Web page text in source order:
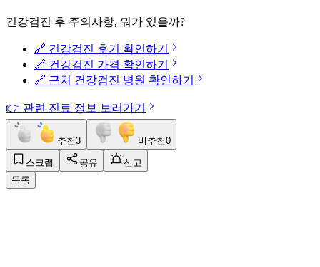
건강검진 후 주의사항, 뭐가 있을까?
🔗 건강검진 후기 확인하기
🔗 건강검진 가격 확인하기
🔗 근처 건강검진 병원 확인하기
👉 관련 진료 정보 보러가기
추천3 비추천0
스크랩 공유
신고
목록